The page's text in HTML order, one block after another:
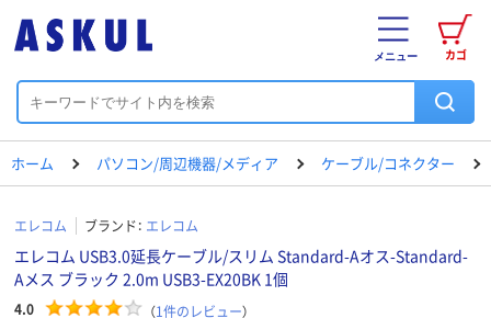
カゴ
メニュー
ホーム パソコン/周辺機器/メディア ケーブル/コネクター
エレコム ブランド： エレコム
エレコム USB3.0延長ケーブル/スリム Standard-Aオス-Standard-
Aメス ブラック 2.0m USB3-EX20BK 1個
4.0 （1件のレビュー）